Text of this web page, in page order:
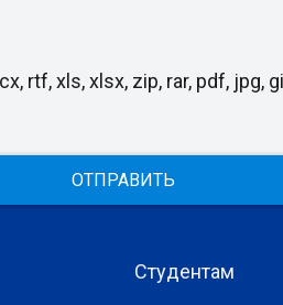
xls, xlsx, zip, rar, pdf, jpg,
ОТПРАВИТЬ
Студентам